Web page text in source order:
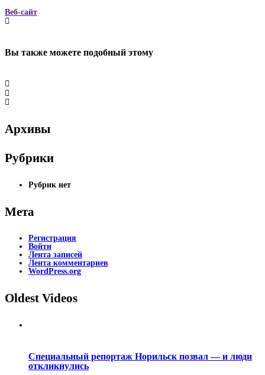
Веб-сайт
Вы также можете подобный этому
Архивы
Рубрики
Рубрик нет
Мета
Регистрация
Войти
Лента записей
Лента комментариев
WordPress.org
Oldest Videos
Специальный репортаж Норильск позвал — и люди
откликнулись